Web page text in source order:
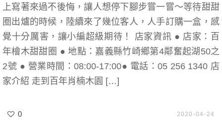
上寫著來過不後悔，讓人想停下腳步嘗一嘗～等待甜甜
圈出爐的時候，陸續來了幾位客人，人手訂購一盒，感
覺十分厲害，讓小編超級期待！ 店家資訊 ● 店家：百
年檜木甜甜圈 ● 地點：嘉義縣竹崎鄉第4鄰奮起湖50之
2號 ● 營業時間：08:00-17:00● 電話：05 256 1340 店
家介紹 走到百年肖楠木園 […]
0 2020-04-24